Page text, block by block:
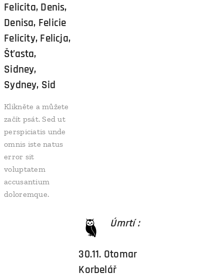
Felicita, Denis,
Denisa, Felicie
Felicity, Felicja,
Šťasta,
Sidney,
Sydney, Sid
Klikněte a můžete
začít psát. Sed ut
perspiciatis unde
omnis iste natus
error sit
voluptatem
accusantium
doloremque.
Úmrtí :
30.11. Otomar
Korbelář